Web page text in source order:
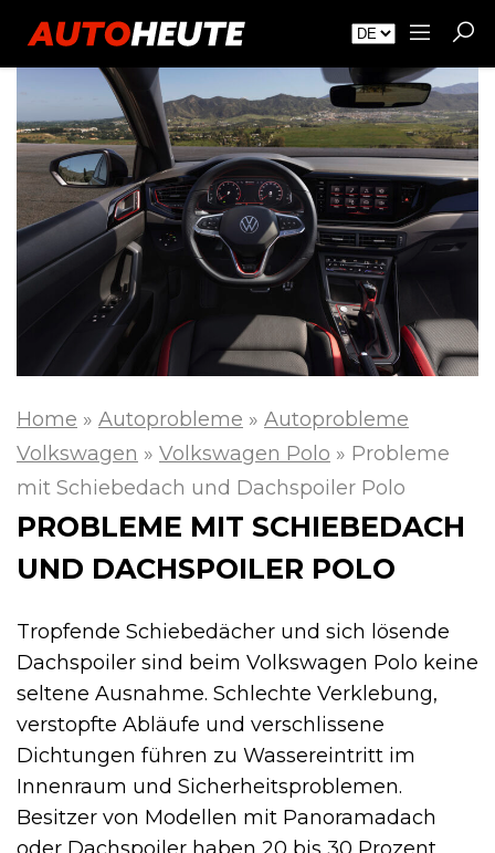
Home » Autoprobleme » Autoprobleme
Volkswagen » Volkswagen Polo » Probleme
mit Schiebedach und Dachspoiler Polo
PROBLEME MIT SCHIEBEDACH
UND DACHSPOILER POLO
Tropfende Schiebedächer und sich lösende
Dachspoiler sind beim Volkswagen Polo keine
seltene Ausnahme. Schlechte Verklebung,
verstopfte Abläufe und verschlissene
Dichtungen führen zu Wassereintritt im
Innenraum und Sicherheitsproblemen.
Besitzer von Modellen mit Panoramadach